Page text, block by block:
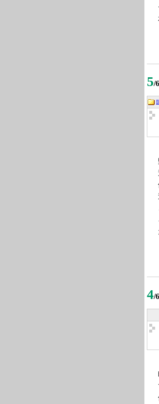
5/
4/